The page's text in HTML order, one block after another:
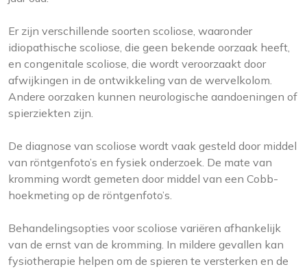
Er zijn verschillende soorten scoliose, waaronder
idiopathische scoliose, die geen bekende oorzaak heeft,
en congenitale scoliose, die wordt veroorzaakt door
afwijkingen in de ontwikkeling van de wervelkolom.
Andere oorzaken kunnen neurologische aandoeningen of
spierziekten zijn.
De diagnose van scoliose wordt vaak gesteld door middel
van röntgenfoto’s en fysiek onderzoek. De mate van
kromming wordt gemeten door middel van een Cobb-
hoekmeting op de röntgenfoto’s.
Behandelingsopties voor scoliose variëren afhankelijk
van de ernst van de kromming. In mildere gevallen kan
fysiotherapie helpen om de spieren te versterken en de